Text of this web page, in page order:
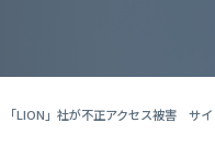
「LION」社が不正アクセス被害 サ